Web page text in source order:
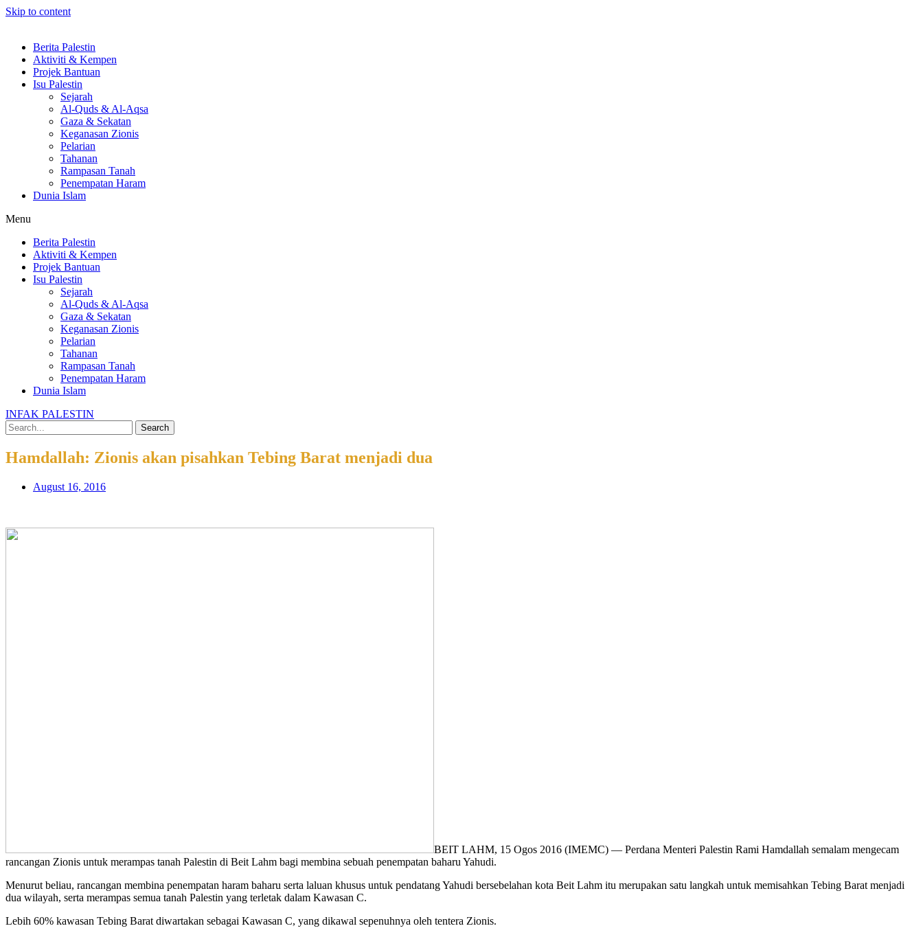
Skip to content
Berita Palestin
Aktiviti & Kempen
Projek Bantuan
Isu Palestin
Sejarah
Al-Quds & Al-Aqsa
Gaza & Sekatan
Keganasan Zionis
Pelarian
Tahanan
Rampasan Tanah
Penempatan Haram
Dunia Islam
Menu
Berita Palestin
Aktiviti & Kempen
Projek Bantuan
Isu Palestin
Sejarah
Al-Quds & Al-Aqsa
Gaza & Sekatan
Keganasan Zionis
Pelarian
Tahanan
Rampasan Tanah
Penempatan Haram
Dunia Islam
INFAK PALESTIN
Search
Hamdallah: Zionis akan pisahkan Tebing Barat menjadi dua
August 16, 2016
BEIT LAHM, 15 Ogos 2016 (IMEMC) — Perdana Menteri Palestin Rami Hamdallah semalam mengecam
rancangan Zionis untuk merampas tanah Palestin di Beit Lahm bagi membina sebuah penempatan baharu Yahudi.
Menurut beliau, rancangan membina penempatan haram baharu serta laluan khusus untuk pendatang Yahudi bersebelahan kota Beit Lahm itu merupakan satu langkah untuk memisahkan Tebing Barat menjadi
dua wilayah, serta merampas semua tanah Palestin yang terletak dalam Kawasan C.
Lebih 60% kawasan Tebing Barat diwartakan sebagai Kawasan C, yang dikawal sepenuhnya oleh tentera Zionis.